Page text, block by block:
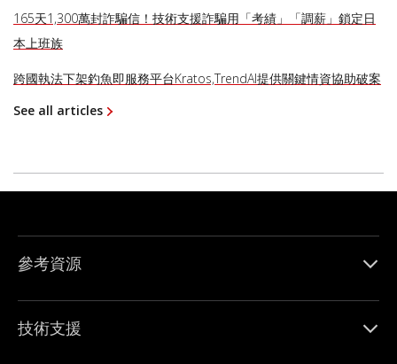
165天1,300萬封詐騙信！技術支援詐騙用「考績」「調薪」鎖定日
本上班族
跨國執法下架釣魚即服務平台Kratos,TrendAI提供關鍵情資協助破案
See all articles
參考資源
技術支援